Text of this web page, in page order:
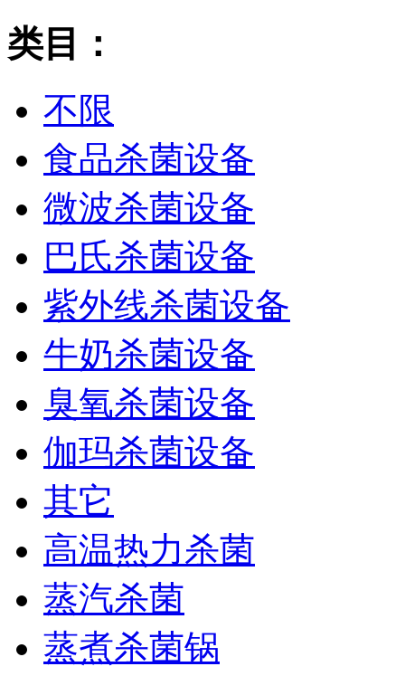
类目：
不限
食品杀菌设备
微波杀菌设备
巴氏杀菌设备
紫外线杀菌设备
牛奶杀菌设备
臭氧杀菌设备
伽玛杀菌设备
其它
高温热力杀菌
蒸汽杀菌
蒸煮杀菌锅